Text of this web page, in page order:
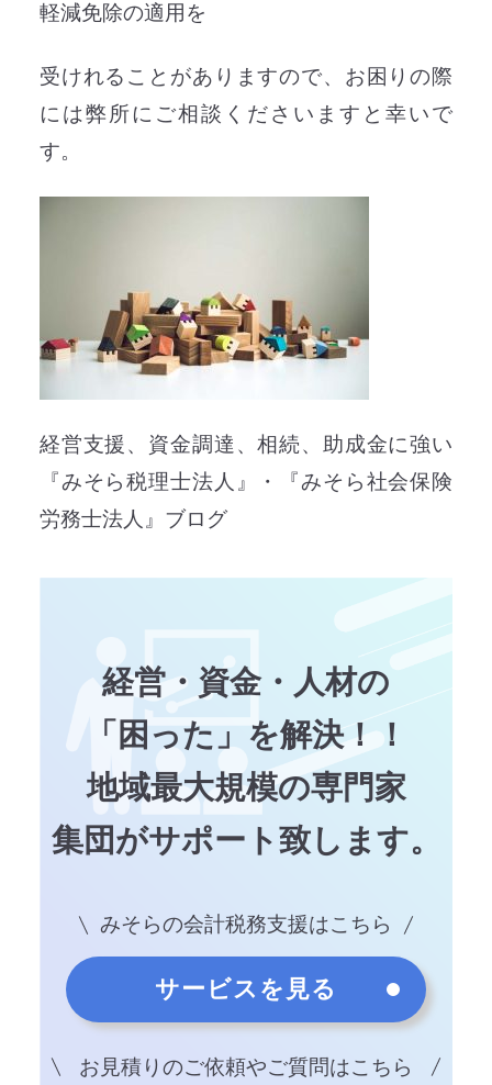
軽減免除の適用を
受けれることがありますので、お困りの際
には弊所にご相談くださいますと幸いで
す。
経営支援、資金調達、相続、助成金に強い
『みそら税理士法人』・『みそら社会保険
労務士法人』ブログ
経営・資金・人材の
「困った」を解決！！
地域最大規模の専門家
集団がサポート致します。
みそらの会計税務支援はこちら
サービスを見る
お見積りのご依頼やご質問はこちら